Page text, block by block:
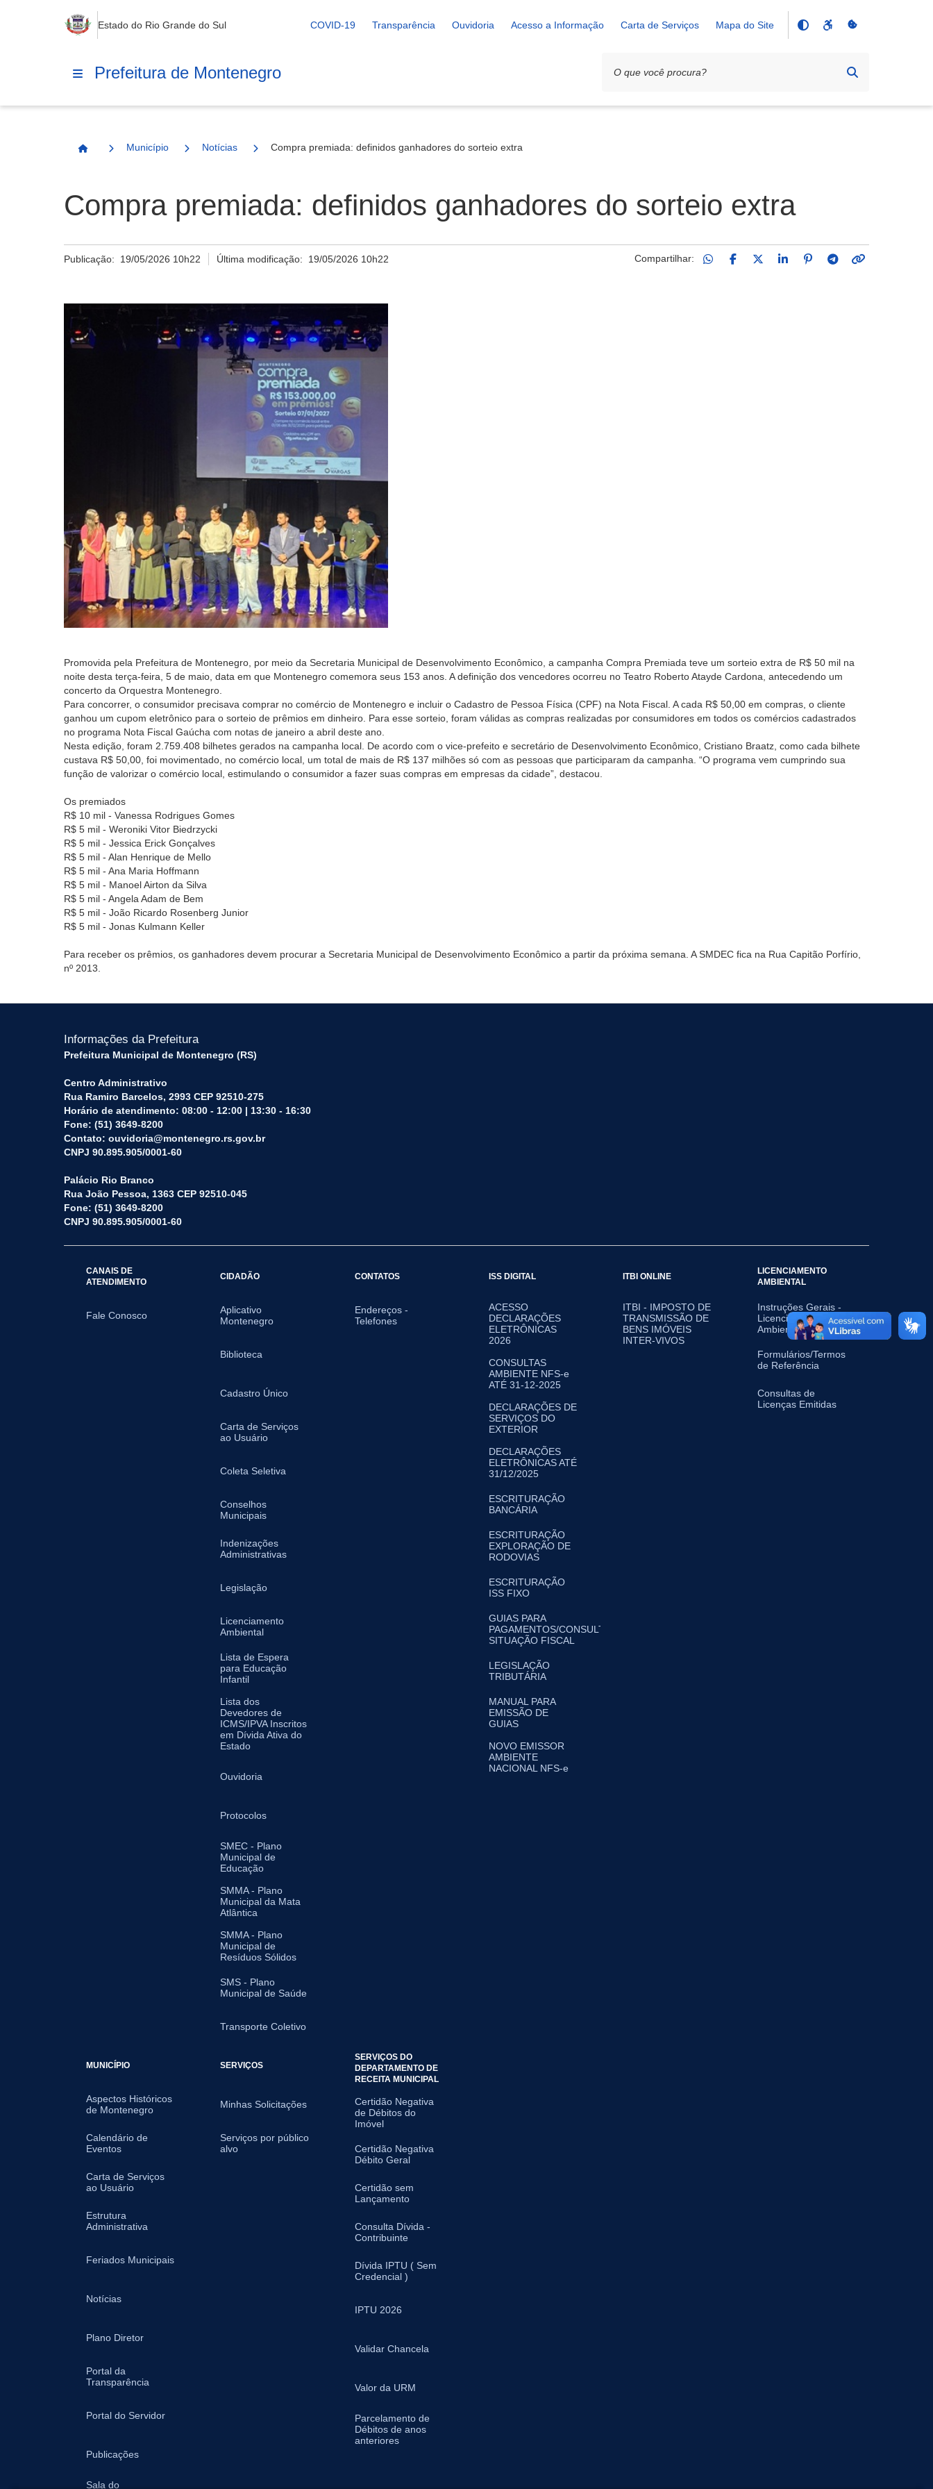
Estado do Rio Grande do Sul COVID-19 Transparência Ouvidoria Acesso a Informação Carta de Serviços Mapa do Site
Prefeitura de Montenegro
Página Inicial
Município Notícias Compra premiada: definidos ganhadores do sorteio extra
Compra premiada: definidos ganhadores do sorteio extra
Publicação: 19/05/2026 10h22 Última modificação: 19/05/2026 10h22 Compartilhar:
Promovida pela Prefeitura de Montenegro, por meio da Secretaria Municipal de Desenvolvimento Econômico, a campanha Compra Premiada teve um sorteio extra de R$ 50 mil na
noite desta terça-feira, 5 de maio, data em que Montenegro comemora seus 153 anos. A definição dos vencedores ocorreu no Teatro Roberto Atayde Cardona, antecedendo um
concerto da Orquestra Montenegro.
Para concorrer, o consumidor precisava comprar no comércio de Montenegro e incluir o Cadastro de Pessoa Física (CPF) na Nota Fiscal. A cada R$ 50,00 em compras, o cliente
ganhou um cupom eletrônico para o sorteio de prêmios em dinheiro. Para esse sorteio, foram válidas as compras realizadas por consumidores em todos os comércios cadastrados
no programa Nota Fiscal Gaúcha com notas de janeiro a abril deste ano.
Nesta edição, foram 2.759.408 bilhetes gerados na campanha local. De acordo com o vice-prefeito e secretário de Desenvolvimento Econômico, Cristiano Braatz, como cada bilhete
custava R$ 50,00, foi movimentado, no comércio local, um total de mais de R$ 137 milhões só com as pessoas que participaram da campanha. “O programa vem cumprindo sua
função de valorizar o comércio local, estimulando o consumidor a fazer suas compras em empresas da cidade”, destacou.
Os premiados
R$ 10 mil - Vanessa Rodrigues Gomes
R$ 5 mil - Weroniki Vitor Biedrzycki
R$ 5 mil - Jessica Erick Gonçalves
R$ 5 mil - Alan Henrique de Mello
R$ 5 mil - Ana Maria Hoffmann
R$ 5 mil - Manoel Airton da Silva
R$ 5 mil - Angela Adam de Bem
R$ 5 mil - João Ricardo Rosenberg Junior
R$ 5 mil - Jonas Kulmann Keller
Para receber os prêmios, os ganhadores devem procurar a Secretaria Municipal de Desenvolvimento Econômico a partir da próxima semana. A SMDEC fica na Rua Capitão Porfírio,
nº 2013.
Informações da Prefeitura
Prefeitura Municipal de Montenegro (RS)
Centro Administrativo
Rua Ramiro Barcelos, 2993 CEP 92510-275
Horário de atendimento: 08:00 - 12:00 | 13:30 - 16:30
Fone: (51) 3649-8200
Contato: ouvidoria@montenegro.rs.gov.br
CNPJ 90.895.905/0001-60
Palácio Rio Branco
Rua João Pessoa, 1363 CEP 92510-045
Fone: (51) 3649-8200
CNPJ 90.895.905/0001-60
CANAIS DE
ATENDIMENTO
Fale Conosco
CIDADÃO
Aplicativo
Montenegro
Biblioteca
Cadastro Único
Carta de Serviços
ao Usuário
Coleta Seletiva
Conselhos
Municipais
Indenizações
Administrativas
Legislação
Licenciamento
Ambiental
Lista de Espera
para Educação
Infantil
Lista dos
Devedores de
ICMS/IPVA Inscritos
em Dívida Ativa do
Estado
Ouvidoria
Protocolos
SMEC - Plano
Municipal de
Educação
SMMA - Plano
Municipal da Mata
Atlântica
SMMA - Plano
Municipal de
Resíduos Sólidos
SMS - Plano
Municipal de Saúde
Transporte Coletivo
CONTATOS
Endereços -
Telefones
ISS DIGITAL
ACESSO
DECLARAÇÕES
ELETRÔNICAS
2026
CONSULTAS
AMBIENTE NFS-e
ATÉ 31-12-2025
DECLARAÇÕES DE
SERVIÇOS DO
EXTERIOR
DECLARAÇÕES
ELETRÔNICAS ATÉ
31/12/2025
ESCRITURAÇÃO
BANCÁRIA
ESCRITURAÇÃO
EXPLORAÇÃO DE
RODOVIAS
ESCRITURAÇÃO
ISS FIXO
GUIAS PARA
PAGAMENTOS/CONSULTA
SITUAÇÃO FISCAL
LEGISLAÇÃO
TRIBUTÁRIA
MANUAL PARA
EMISSÃO DE
GUIAS
NOVO EMISSOR
AMBIENTE
NACIONAL NFS-e
ITBI ONLINE
ITBI - IMPOSTO DE
TRANSMISSÃO DE
BENS IMÓVEIS
INTER-VIVOS
LICENCIAMENTO
AMBIENTAL
Instruções Gerais -
Licenciamento
Ambiental
Formulários/Termos
de Referência
Consultas de
Licenças Emitidas
MUNICÍPIO
Aspectos Históricos
de Montenegro
Calendário de
Eventos
Carta de Serviços
ao Usuário
Estrutura
Administrativa
Feriados Municipais
Notícias
Plano Diretor
Portal da
Transparência
Portal do Servidor
Publicações
Sala do
SERVIÇOS
Minhas Solicitações
Serviços por público
alvo
SERVIÇOS DO
DEPARTAMENTO DE
RECEITA MUNICIPAL
Certidão Negativa
de Débitos do
Imóvel
Certidão Negativa
Débito Geral
Certidão sem
Lançamento
Consulta Dívida -
Contribuinte
Dívida IPTU ( Sem
Credencial )
IPTU 2026
Validar Chancela
Valor da URM
Parcelamento de
Débitos de anos
anteriores